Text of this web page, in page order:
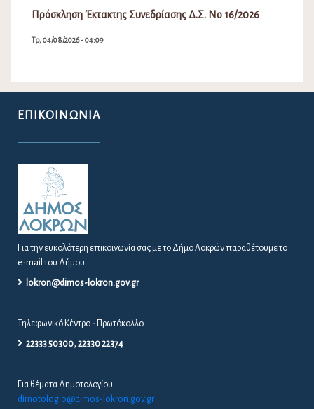
Πρόσκληση Έκτακτης Συνεδρίασης Δ.Σ. Νο 16/2026
Τρ, 04/08/2026 - 04:09
ΕΠΙΚΟΙΝΩΝΊΑ
Για την ευκολότερη επικοινωνία σας με το Δήμο Λοκρών παραθέτουμε το
e-mail του Δήμου.
lokron@dimos-lokron.gov.gr
Τηλεφωνικό Κέντρο - Πρωτόκολλο
22333 50300, 22330 22374
Για θέματα Δημοτολογίου:
dimotologio@dimos-lokron.gov.gr